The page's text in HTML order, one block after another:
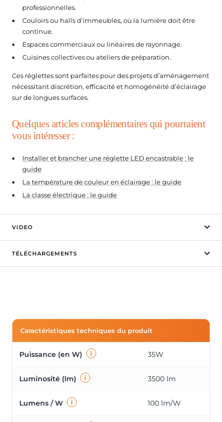
professionnelles.
Couloirs ou halls d'immeubles, où la lumière doit être
continue.
Espaces commerciaux ou linéaires de rayonnage.
Cuisines collectives ou ateliers de préparation.
Ces réglettes sont parfaites pour des projets d’aménagement
nécessitant discrétion, efficacité et homogénéité d’éclairage
sur de longues surfaces.
Quelques articles complémentaires qui pourraient
vous intéresser :
Installer et brancher une réglette LED encastrable : le
guide
La température de couleur en éclairage : le guide
La classe électrique : le guide
VIDEO
TÉLÉCHARGEMENTS
Caractéristiques techniques du produit
Puissance (en W) i 35W
Luminosité (lm) i 3500 lm
Lumens / W i 100 lm/W